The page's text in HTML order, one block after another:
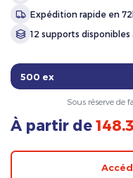
Expédition rapide en
12 supports disponibles
Sous réserve de
À partir de